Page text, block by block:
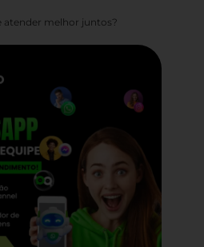
atender melhor juntos?